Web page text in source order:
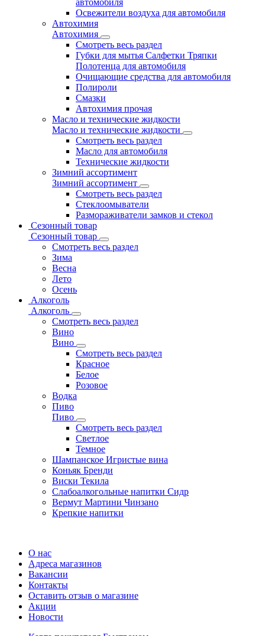
автомобиля
Освежители воздуха для автомобиля
Автохимия
Автохимия
Смотреть весь раздел
Губки для мытья Салфетки Тряпки
Полотенца для автомобиля
Очищающие средства для автомобиля
Полироли
Смазки
Автохимия прочая
Масло и технические жидкости
Масло и технические жидкости
Смотреть весь раздел
Масло для автомобиля
Технические жидкости
Зимний ассортимент
Зимний ассортимент
Смотреть весь раздел
Стеклоомыватели
Размораживатели замков и стекол
Сезонный товар
Сезонный товар
Смотреть весь раздел
Зима
Весна
Лето
Осень
Алкоголь
Алкоголь
Смотреть весь раздел
Вино
Вино
Смотреть весь раздел
Красное
Белое
Розовое
Водка
Пиво
Пиво
Смотреть весь раздел
Cветлое
Темное
Шампанское Игристые вина
Коньяк Бренди
Виски Текила
Слабоалкогольные напитки Сидр
Вермут Мартини Чинзано
Крепкие напитки
О нас
Адреса магазинов
Вакансии
Контакты
Оставить отзыв о магазине
Акции
Новости